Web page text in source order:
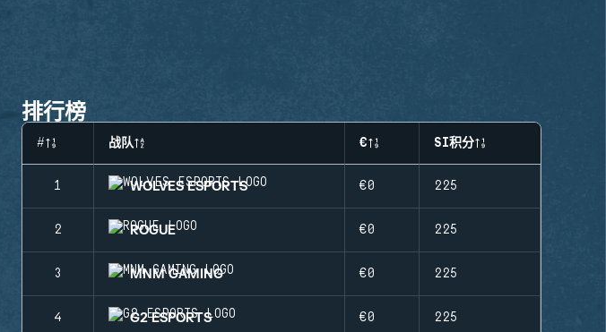
排行榜
# 战队 € SI积分
1 WOLVES ESPORTS €0 225
2 ROGUE €0 225
3 MNM GAMING €0 225
4 G2 ESPORTS €0 225